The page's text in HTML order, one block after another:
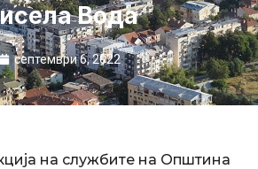
Вода
септември 6, 2022
на службите на Општина